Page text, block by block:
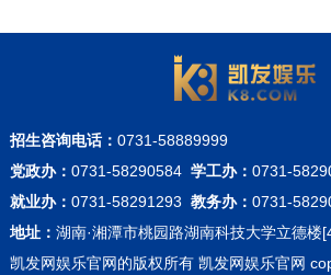
招生咨询电话： 0731-58889999
党政办： 0731-58290584 学工办： 0731-
就业办： 0731-58291293 教务办： 0731-
地址： 湖南·湘潭市桃园路湖南科技大学立德楼
凯发网娱乐官网的版权所有 凯发网娱乐官网